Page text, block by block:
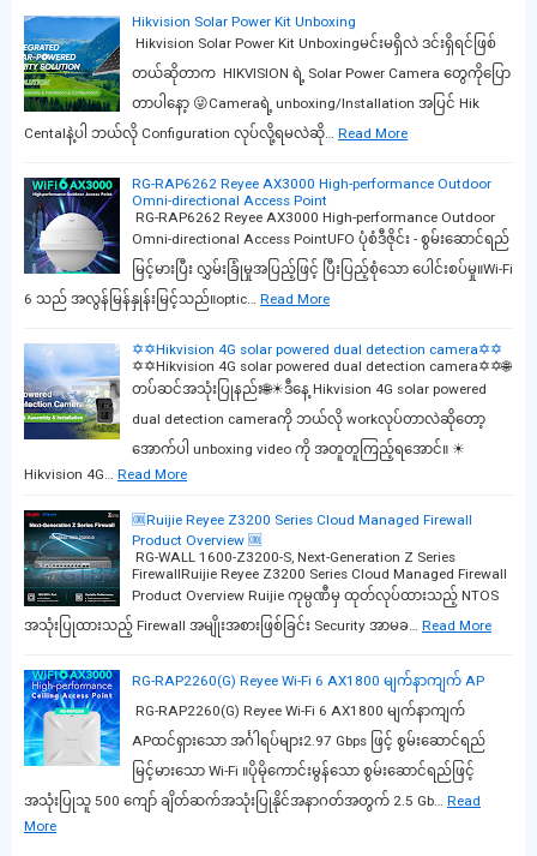
Hikvision Solar Power Kit Unboxing
Hikvision Solar Power Kit Unboxingမင်းမရှိလဲ ဒင်းရှိရင်ဖြစ်
တယ်ဆိုတာက HIKVISION ရဲ့ Solar Power Camera တွေကိုပြော
တာပါနော့ 😜Cameraရဲ့ unboxing/Installation အပြင် Hik
Centalနဲ့ပါ ဘယ်လို Configuration လုပ်လို့ရမလဲဆို… Read More
RG-RAP6262 Reyee AX3000 High-performance Outdoor
Omni-directional Access Point
RG-RAP6262 Reyee AX3000 High-performance Outdoor
Omni-directional Access PointUFO ပုံစံဒီဇိုင်း - စွမ်းဆောင်ရည်
မြင့်မားပြီး လွှမ်းခြုံမှုအပြည့်ဖြင့် ပြီးပြည့်စုံသော ပေါင်းစပ်မှု။Wi-Fi
6 သည် အလွန်မြန်နှုန်းမြင့်သည်။optic… Read More
✡️✡️Hikvision 4G solar powered dual detection camera✡️✡️
✡️✡️Hikvision 4G solar powered dual detection camera✡️✡️🌐
တပ်ဆင်အသုံးပြုနည်း🌐☀ဒီနေ့ Hikvision 4G solar powered
dual detection cameraကို ဘယ်လို workလုပ်တာလဲဆိုတော့
အောက်ပါ unboxing video ကို အတူတူကြည့်ရအောင်။ ☀
Hikvision 4G… Read More
🆒Ruijie Reyee Z3200 Series Cloud Managed Firewall
Product Overview 🆒
RG-WALL 1600-Z3200-S, Next-Generation Z Series
FirewallRuijie Reyee Z3200 Series Cloud Managed Firewall
Product Overview Ruijie ကုမ္ပဏီမှ ထုတ်လုပ်ထားသည့် NTOS
အသုံးပြုထားသည့် Firewall အမျိုးအစားဖြစ်ခြင်း Security အာမခ… Read More
RG-RAP2260(G) Reyee Wi-Fi 6 AX1800 မျက်နာကျက် AP
RG-RAP2260(G) Reyee Wi-Fi 6 AX1800 မျက်နာကျက်
APထင်ရှားသော အင်္ဂါရပ်များ2.97 Gbps ဖြင့် စွမ်းဆောင်ရည်
မြင့်မားသော Wi-Fi ။ပိုမိုကောင်းမွန်သော စွမ်းဆောင်ရည်ဖြင့်
အသုံးပြုသူ 500 ကျော် ချိတ်ဆက်အသုံးပြုနိုင်အနာဂတ်အတွက် 2.5 Gb… Read
More